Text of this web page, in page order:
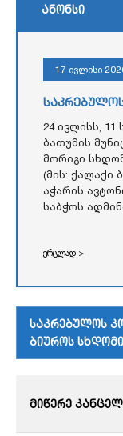
ანონსი
17 ივლისი
24 ივლისს,
ბათუმის
მორიგი
(მის: ქალაქი
აჭარის
საბჭოს
ვრცლად >
საკრებულოს
ბიუროს
მიწერე